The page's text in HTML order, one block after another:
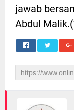
jawab
Abdul